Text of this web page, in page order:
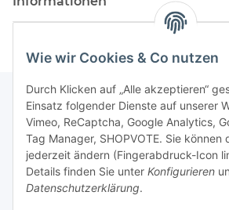
Wie wir Cookies & Co nutzen
Durch Klicken auf „Alle akzeptieren“
Einsatz folgender Dienste auf unserer
Vimeo, ReCaptcha, Google Analytics,
Tag Manager, SHOPVOTE. Sie können
jederzeit ändern (Fingerabdruck-Icon
Details finden Sie unter Konfigurieren
Datenschutzerklärung.
Newsletter
Bitte senden Sie mir
Datenschutzerklärung
regelmäßig und
Informationen zu Ihrem